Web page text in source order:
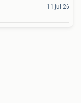
11 jul 26